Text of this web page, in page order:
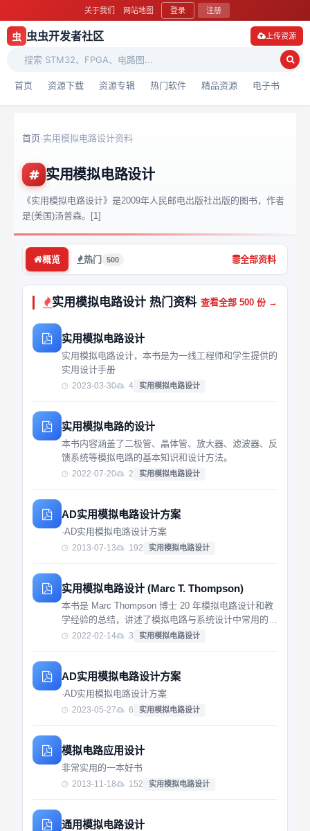
关于我们 网站地图 登录 注册
虫 虫虫开发者社区
首页 资源下载 资源专辑 热门软件 精品资源 电子书
上传资源
首页›实用模拟电路设计资料
实用模拟电路设计
《实用模拟电路设计》是2009年人民邮电出版社出版的图书，作者
是(美国)汤普森。[1]
概览 热门 500 全部资料
实用模拟电路设计 热门资料 查看全部 500 份 →
实用模拟电路设计
实用模拟电路设计，本书是为一线工程师和学生提供的
实用设计手册
2023-03-30 4 实用模拟电路设计
实用模拟电路的设计
本书内容涵盖了二极管、晶体管、放大器、滤波器、反
馈系统等模拟电路的基本知识和设计方法。
2022-07-20 2 实用模拟电路设计
AD实用模拟电路设计方案
·AD实用模拟电路设计方案
2013-07-13 192 实用模拟电路设计
实用模拟电路设计 (Marc T. Thompson)
本书是 Marc Thompson 博士 20 年模拟电路设计和教
学经验的总结，讲述了模拟电路与系统设计中常用的直
观分析方法。本书提出了“模拟电路直观方法学”，力图
2022-02-14 3 实用模拟电路设计
AD实用模拟电路设计方案
·AD实用模拟电路设计方案
2023-05-27 6 实用模拟电路设计
模拟电路应用设计
非常实用的一本好书
2013-11-18 152 实用模拟电路设计
通用模拟电路设计